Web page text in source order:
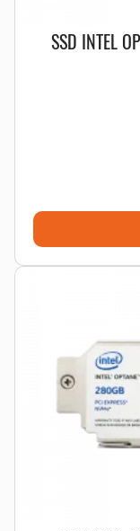
SSD INTEL